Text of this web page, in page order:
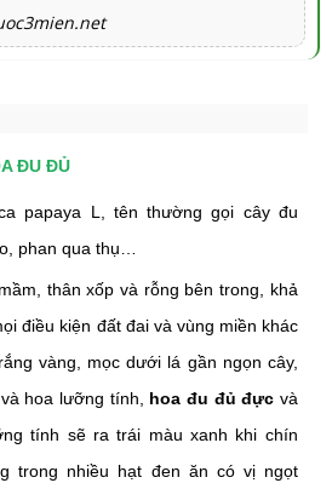
ĐU ĐỦ
papaya L, tên thường gọi cây đu
phan qua thụ…
thân xốp và rỗng bên trong, khả
điều kiện đất đai và vùng miền khác
vàng, mọc dưới lá gần ngọn cây,
hoa lưỡng tính, hoa đu đủ đực và
tính sẽ ra trái màu xanh khi chín
trong nhiều hạt đen ăn có vị ngọt